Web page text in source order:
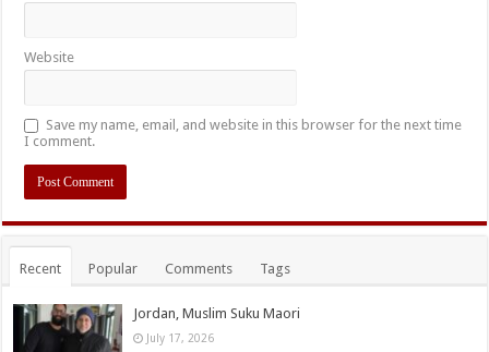
Website
Save my name, email, and website in this browser for the next time
I comment.
Recent Popular Comments Tags
Jordan, Muslim Suku Maori
July 17, 2026